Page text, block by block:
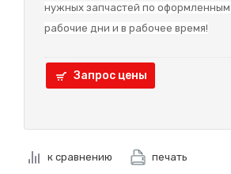
нужных запчастей по оформленным
рабочие дни и в рабочее время!
Запрос цены
к сравнению печать